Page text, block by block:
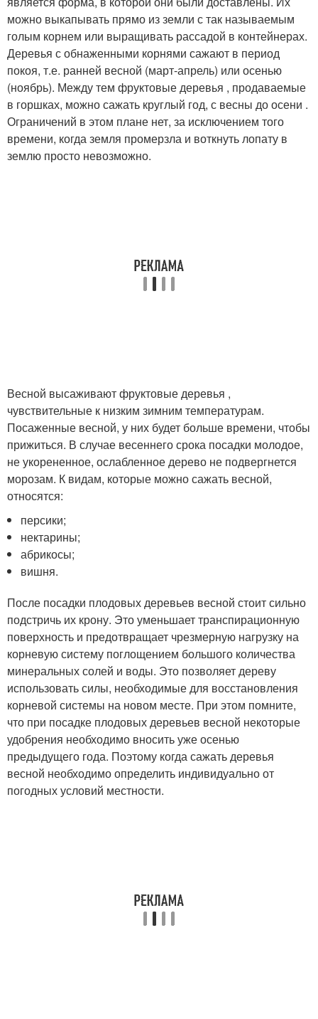
можно выкапывать прямо из земли с так называемым
голым корнем или выращивать рассадой в контейнерах.
Деревья с обнаженными корнями сажают в период
покоя, т.е. ранней весной (март-апрель) или осенью
(ноябрь). Между тем фруктовые деревья , продаваемые
в горшках, можно сажать круглый год, с весны до осени .
Ограничений в этом плане нет, за исключением того
времени, когда земля промерзла и воткнуть лопату в
землю просто невозможно.
Весной высаживают фруктовые деревья ,
чувствительные к низким зимним температурам.
Посаженные весной, у них будет больше времени, чтобы
прижиться. В случае весеннего срока посадки молодое,
не укорененное, ослабленное дерево не подвергнется
морозам. К видам, которые можно сажать весной,
относятся:
персики;
нектарины;
абрикосы;
вишня.
После посадки плодовых деревьев весной стоит сильно
подстричь их крону. Это уменьшает транспирационную
поверхность и предотвращает чрезмерную нагрузку на
корневую систему поглощением большого количества
минеральных солей и воды. Это позволяет дереву
использовать силы, необходимые для восстановления
корневой системы на новом месте. При этом помните,
что при посадке плодовых деревьев весной некоторые
удобрения необходимо вносить уже осенью
предыдущего года. Поэтому когда сажать деревья
весной необходимо определить индивидуально от
погодных условий местности.